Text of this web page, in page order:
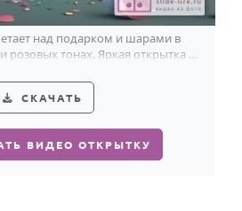
над подарком и шарами в
тонах. Яркая открытка к
СКАЧАТЬ
ВИДЕО ОТКРЫТКУ